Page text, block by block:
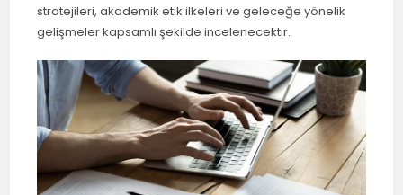
stratejileri, akademik etik ilkeleri ve geleceğe yönelik
gelişmeler kapsamlı şekilde incelenecektir.